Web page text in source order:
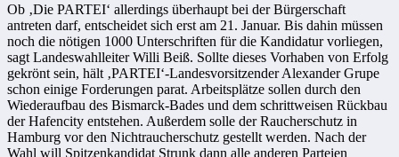
Ob ‚Die PARTEI‘ allerdings überhaupt bei der Bürgerschaft
antreten darf, entscheidet sich erst am 21. Januar. Bis dahin müssen
noch die nötigen 1000 Unterschriften für die Kandidatur vorliegen,
sagt Landeswahlleiter Willi Beiß. Sollte dieses Vorhaben von Erfolg
gekrönt sein, hält ‚PARTEI‘-Landesvorsitzender Alexander Grupe
schon einige Forderungen parat. Arbeitsplätze sollen durch den
Wiederaufbau des Bismarck-Bades und dem schrittweisen Rückbau
der Hafencity entstehen. Außerdem solle der Raucherschutz in
Hamburg vor den Nichtraucherschutz gestellt werden. Nach der
Wahl will Spitzenkandidat Strunk dann alle anderen Parteien